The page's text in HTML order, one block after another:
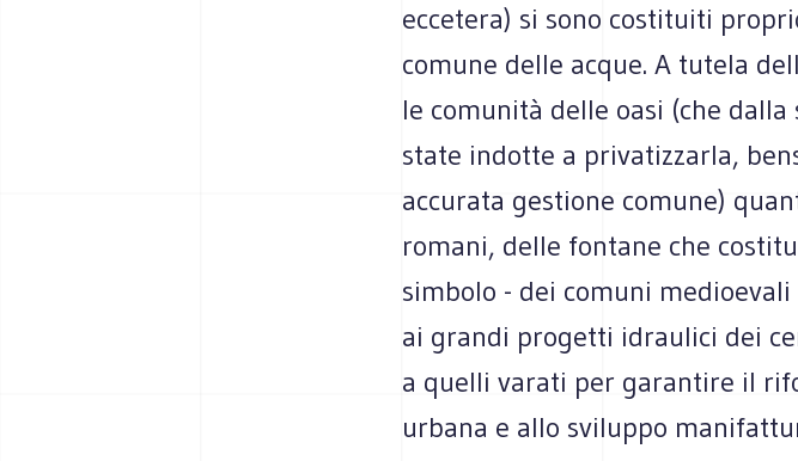
eccetera) si sono costituiti
comune delle acque. A tutela
le comunità delle oasi (che
state indotte a privatizzarla,
accurata gestione comune)
romani, delle fontane che
simbolo - dei comuni
ai grandi progetti idraulici dei
a quelli varati per garantire il
urbana e allo sviluppo